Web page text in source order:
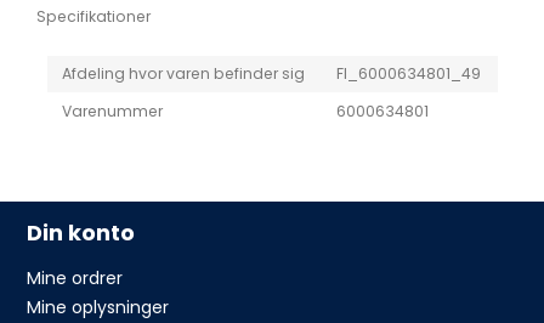
Specifikationer
Afdeling hvor varen befinder sig
FI_6000634801_49
Varenummer
6000634801
Din konto
Mine ordrer
Mine oplysninger